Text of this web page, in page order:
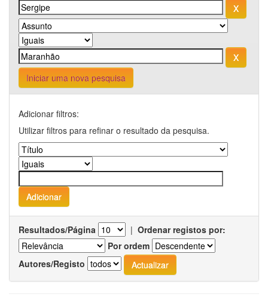
Iniciar uma nova pesquisa
Adicionar filtros:
Utilizar filtros para refinar o resultado da pesquisa.
Resultados/Página | Ordenar registos por:
Por ordem
Autores/Registo